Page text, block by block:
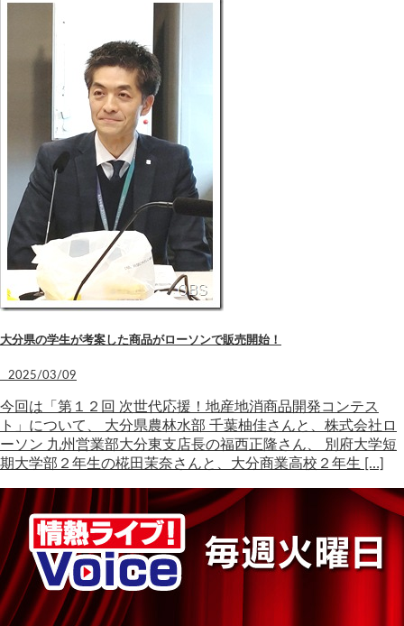
大分県の学生が考案した商品がローソンで販売開始！
2025/03/09
今回は「第１２回 次世代応援！地産地消商品開発コンテス
ト」について、 大分県農林水部 千葉柚佳さんと、株式会社ロ
ーソン 九州営業部大分東支店長の福西正隆さん、 別府大学短
期大学部２年生の椛田茉奈さんと、大分商業高校２年生 […]